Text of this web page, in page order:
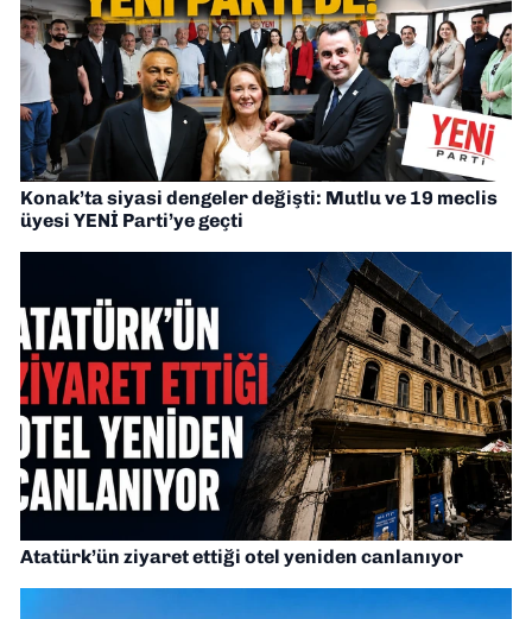
Konak’ta siyasi dengeler değişti: Mutlu ve 19 meclis
üyesi YENİ Parti’ye geçti
Atatürk’ün ziyaret ettiği otel yeniden canlanıyor